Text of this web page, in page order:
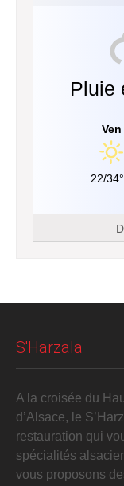
Pluie
Ven
22/
S'Harzala
A la croisée du
d’Alsace, le
restauration qui
spécialités
vous proposons